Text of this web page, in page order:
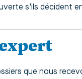
s'ils décident
que nous